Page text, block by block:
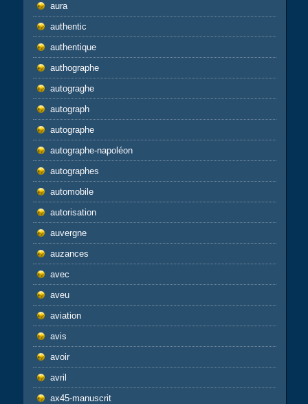
aura
authentic
authentique
authographe
autograghe
autograph
autographe
autographe-napoléon
autographes
automobile
autorisation
auvergne
auzances
avec
aveu
aviation
avis
avoir
avril
ax45-manuscrit